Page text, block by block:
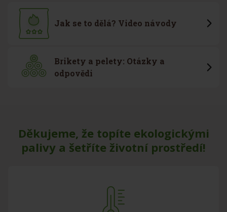
Jak se to dělá? Video návody
Brikety a pelety: Otázky a
odpovědi
Děkujeme, že topíte ekologickými
palivy a šetříte životní prostředí!